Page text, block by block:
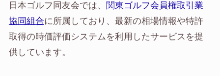
日本ゴルフ同友会では、
関東ゴルフ会員権取引業
協同組合に所属しており、最新の相場情報や特許
取得の時価評価システムを利用したサービスを提
供しています。